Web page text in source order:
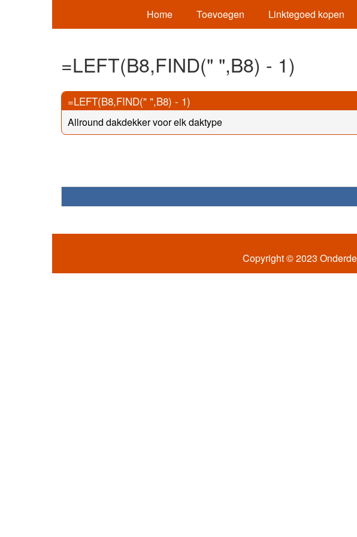
Home Toevoegen Linktegoed kopen
=LEFT(B8,FIND(" ",B8) - 1)
=LEFT(B8,FIND(" ",B8) - 1)
Allround dakdekker voor elk daktype
Copyright © 2023